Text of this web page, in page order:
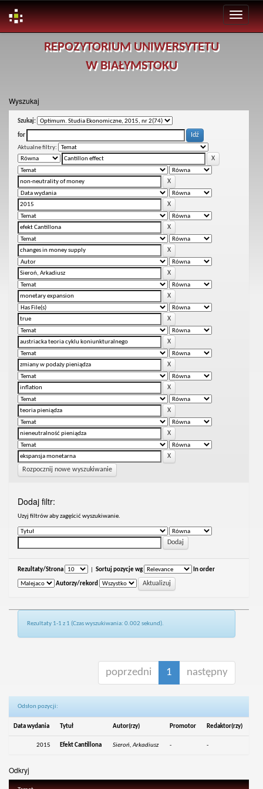
REPOZYTORIUM UNIWERSYTETU
W BIAŁYMSTOKU
Wyszukaj
Szukaj:
for
Aktualne filtry:
Rozpocznij nowe wyszukiwanie
Dodaj filtr:
Uzyj filtrów aby zagęścić wyszukiwanie.
Rezultaty/Strona Sortuj pozycje wg In order
Autorzy/rekord
Rezultaty 1-1 z 1 (Czas wyszukiwania: 0.002 sekund).
poprzedni 1 następny
Odsłon pozycji:
Data wydania Tytuł Autor(rzy) Promotor Redaktor(rzy)
2015 Efekt Cantillona Sieroń, Arkadiusz - -
Odkryj